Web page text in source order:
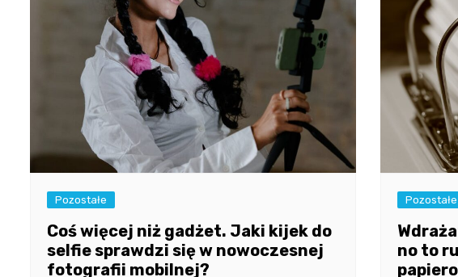
Pozostałe
Coś więcej niż gadżet. Jaki kijek do
selfie sprawdzi się w nowoczesnej
fotografii mobilnej?
Pozostałe
no to